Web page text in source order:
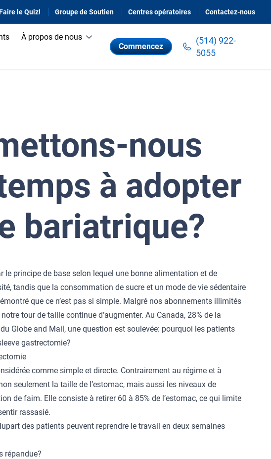
le Quiz! Groupe de Soutien Centres opératoires Contactez-nous
À propos de nous
Commencez
(514) 922-
5055
nous
à adopter
bariatrique?
le principe de base selon lequel une bonne alimentation et de
tandis que la consommation de sucre et un mode de vie sédentaire
que ce n’est pas si simple. Malgré nos abonnements illimités
tour de taille continue d’augmenter. Au Canada, 28% de la
Globe and Mail, une question est soulevée: pourquoi les patients
gastrectomie?
comme simple et directe. Contrairement au régime et à
seulement la taille de l’estomac, mais aussi les niveaux de
de faim. Elle consiste à retirer 60 à 85% de l’estomac, ce qui limite
rassasié.
des patients peuvent reprendre le travail en deux semaines
répandue?